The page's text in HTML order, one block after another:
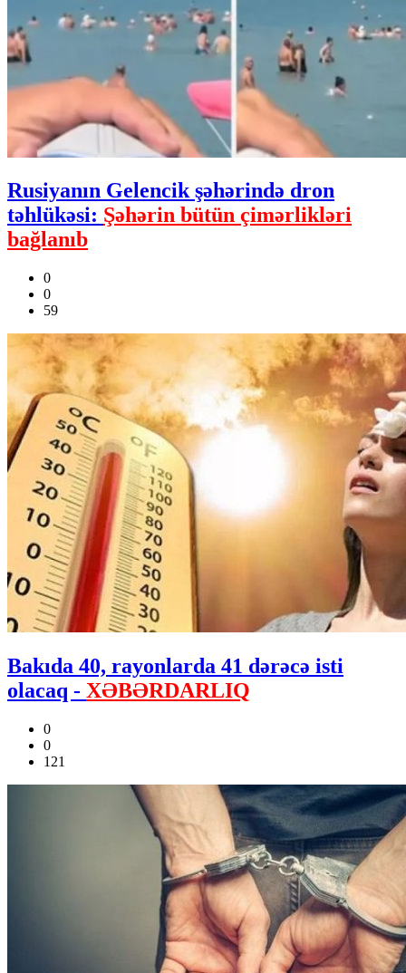
Rusiyanın Gelencik şəhərində dron
təhlükəsi: Şəhərin bütün çimərlikləri
bağlanıb
0
0
59
Bakıda 40, rayonlarda 41 dərəcə isti
olacaq - XƏBƏRDARLIQ
0
0
121